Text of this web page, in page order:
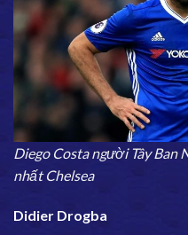
Diego Costa người Tây Ban
nhất Chelsea
Didier Drogba